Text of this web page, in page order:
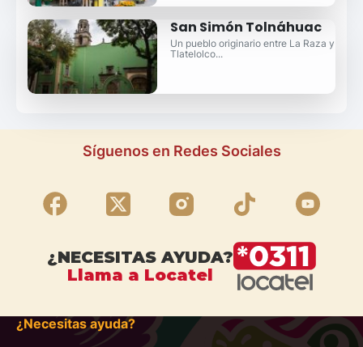
San Simón Tolnáhuac
Un pueblo originario entre La Raza y
Tlatelolco...
Síguenos en Redes Sociales
¿NECESITAS AYUDA?
Llama a Locatel
¿Necesitas ayuda?